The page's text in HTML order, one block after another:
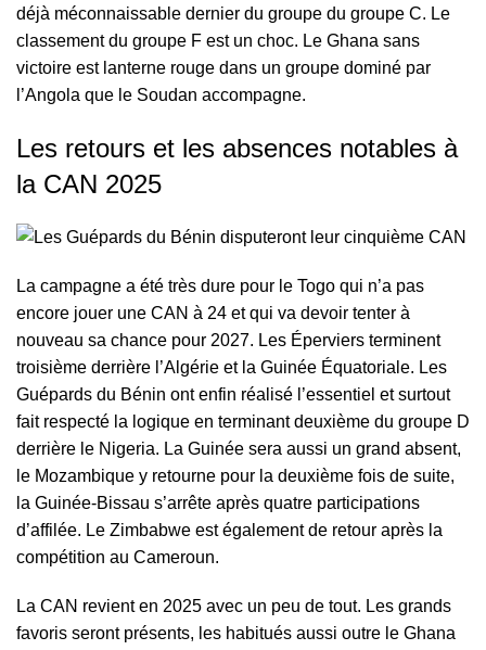
déjà méconnaissable dernier du groupe du groupe C. Le
classement du groupe F est un choc. Le Ghana sans
victoire est lanterne rouge dans un groupe dominé par
l’Angola que le Soudan accompagne.
Les retours et les absences notables à
la CAN 2025
La campagne a été très dure pour le Togo qui n’a pas
encore jouer une CAN à 24 et qui va devoir tenter à
nouveau sa chance pour 2027. Les Éperviers terminent
troisième derrière l’Algérie et la Guinée Équatoriale. Les
Guépards du Bénin ont enfin réalisé l’essentiel et surtout
fait respecté la logique en terminant deuxième du groupe D
derrière le Nigeria. La Guinée sera aussi un grand absent,
le Mozambique y retourne pour la deuxième fois de suite,
la Guinée-Bissau s’arrête après quatre participations
d’affilée. Le Zimbabwe est également de retour après la
compétition au Cameroun.
La CAN revient en 2025 avec un peu de tout. Les grands
favoris seront présents, les habitués aussi outre le Ghana